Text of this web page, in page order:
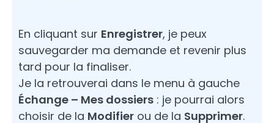
En cliquant sur Enregistrer, je peux
sauvegarder ma demande et revenir plus
tard pour la finaliser.
Je la retrouverai dans le menu à gauche
Échange – Mes dossiers : je pourrai alors
choisir de la Modifier ou de la Supprimer.